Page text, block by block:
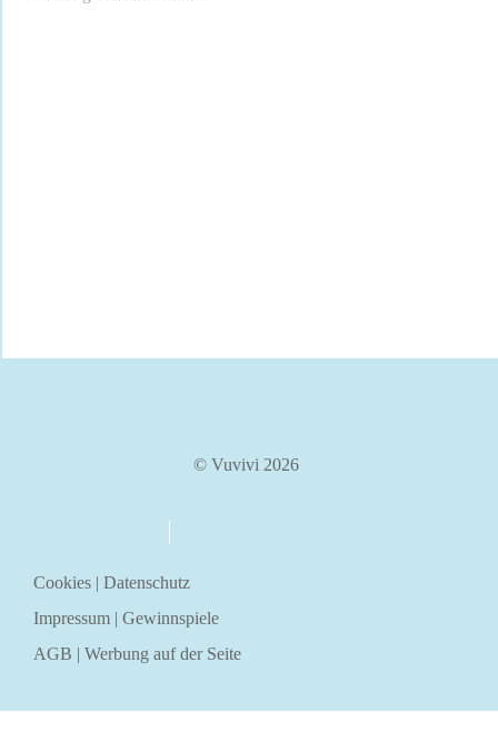
© Vuvivi 2026
Cookies | Datenschutz
Impressum | Gewinnspiele
AGB | Werbung auf der Seite